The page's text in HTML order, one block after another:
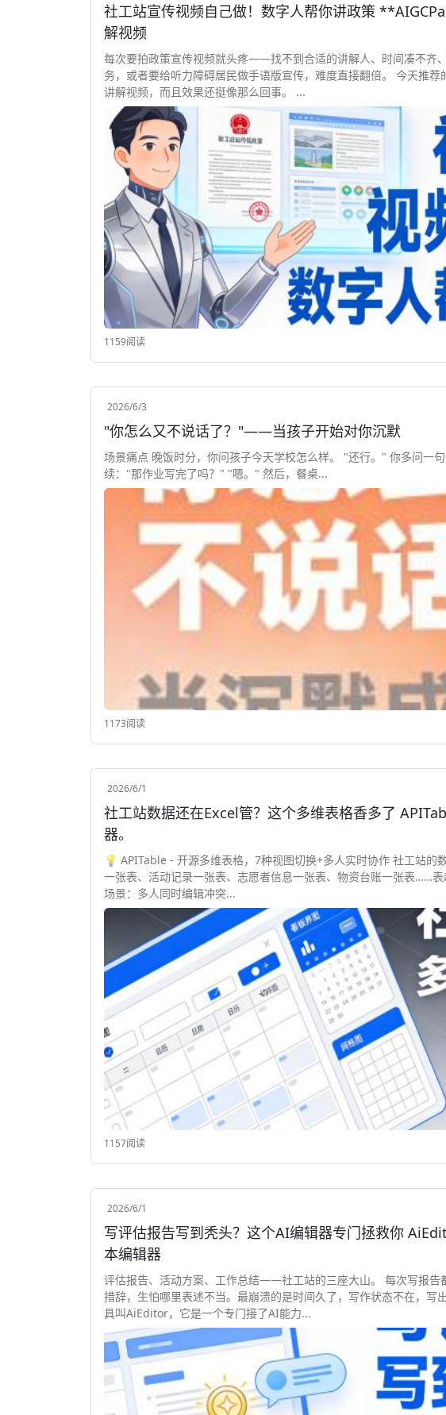
社工站宣传视频自己做！数字人帮你讲政策
解视频
每次要拍政策宣传视频就头疼——找不到合适的讲解人、时间凑不齐
务，或者要给听力障碍居民做手语版宣传，难度直接翻倍。 今天推
讲解视频，而且效果还挺像那么回事。 ...
1159阅读
2026/6/3
"你怎么又不说话了？"——当孩子开始对你沉默
场景痛点 晚饭时分，你问孩子今天学校怎么样。 "还行。" 你多问一
续："那作业写完了吗？" "嗯。" 然后，餐桌...
1173阅读
2026/6/1
社工站数据还在Excel管？这个多维表格香多了
器。
💡 APITable - 开源多维表格，7种视图切换+多人实时协作 社工站的
一张表、活动记录一张表、志愿者信息一张表、物资台账一张表……
场景：多人同时编辑冲突...
1157阅读
2026/6/1
写评估报告写到秃头？这个AI编辑器专门拯救你 AiEditor，它是一个专门接了AI能力的富文
本编辑器
评估报告、活动方案、工作总结——社工站的三座大山。 每次写报告
措辞，生怕哪里表述不当。最崩溃的是时间久了，写作状态不在，写
具叫AiEditor，它是一个专门接了AI能力...